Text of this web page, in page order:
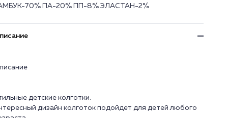
70% ПА-20% ПП-8% ЭЛАСТАН-2%
детские колготки.
дизайн колготок подойдет для детей любого